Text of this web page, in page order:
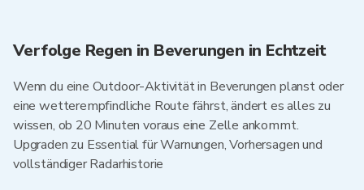
Verfolge Regen in Beverungen in Echtzeit
Wenn du eine Outdoor-Aktivität in Beverungen planst oder
eine wetterempfindliche Route fährst, ändert es alles zu
wissen, ob 20 Minuten voraus eine Zelle ankommt.
Upgraden zu Essential für Warnungen, Vorhersagen und
vollständiger Radarhistorie